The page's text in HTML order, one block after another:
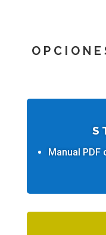
Manual PDF